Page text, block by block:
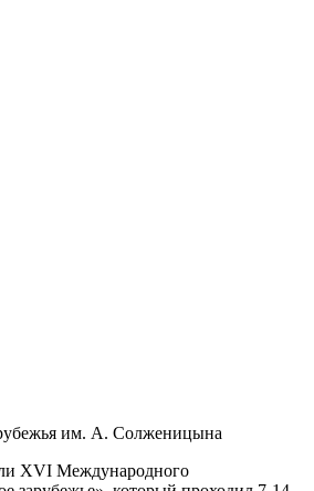
им. А. Солженицына
XVI Международного